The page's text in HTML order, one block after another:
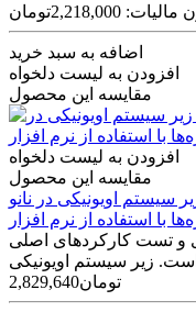
2,218,000تومان
اضافه به سبد خرید
افزودن به لیست دلخواه
مقایسه این محصول
افزودن به لیست دلخواه
مقایسه این محصول
سيستم اويونيکی در نانو
و تست کارکردهای اصلی
2,829,640تومان